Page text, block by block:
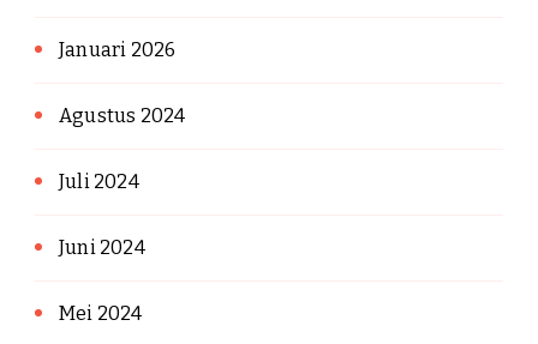
Januari 2026
Agustus 2024
Juli 2024
Juni 2024
Mei 2024